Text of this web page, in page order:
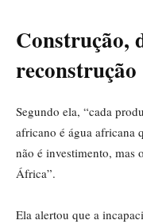
Construção,
reconstrução
Segundo ela, “cada
africano é água africana
não é investimento, mas
África”.
Ela alertou que a